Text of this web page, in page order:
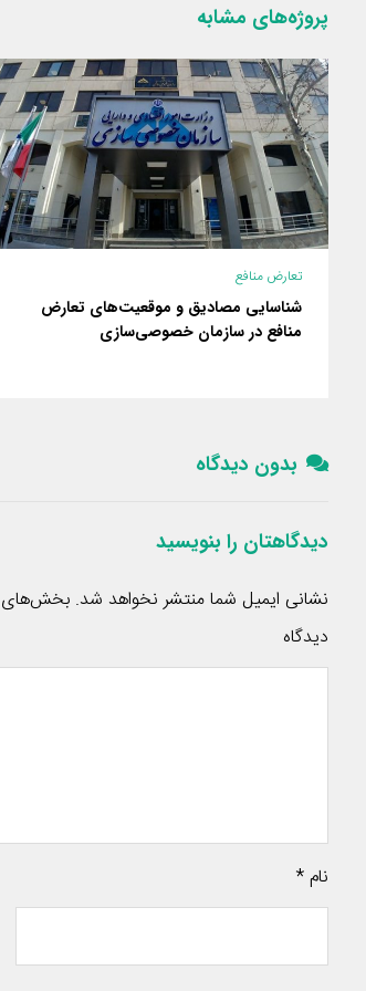
پروژه‌های مشابه
تعارض منافع
شناسایی مصادیق و موقعیت‌های تعارض
منافع در سازمان خصوصی‌سازی
بدون دیدگاه
دیدگاهتان را بنویسید
نشانی ایمیل شما منتشر نخواهد شد. بخش‌های
دیدگاه
نام*